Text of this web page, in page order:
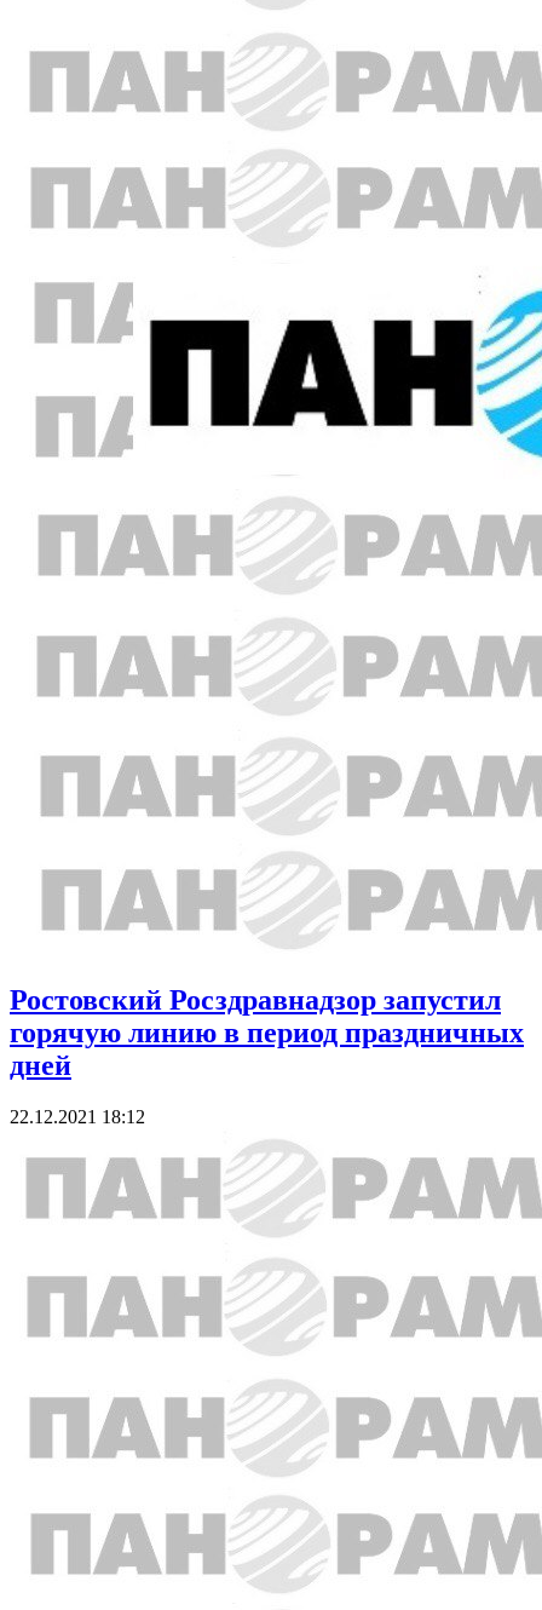
Ростовский Росздравнадзор запустил
горячую линию в период праздничных
дней
22.12.2021 18:12